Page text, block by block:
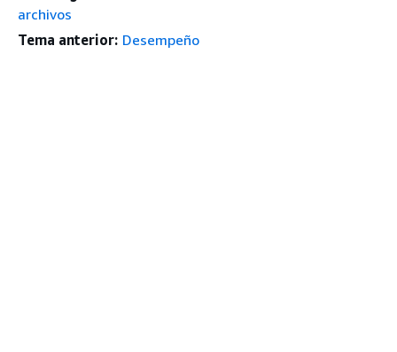
archivos
Tema anterior: Desempeño